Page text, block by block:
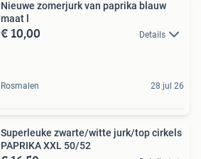
Nieuwe zomerjurk van paprika blauw
maat l
€ 10,00 Details
Rosmalen 28 jul 26
Superleuke zwarte/witte jurk/top cirkels
PAPRIKA XXL 50/52